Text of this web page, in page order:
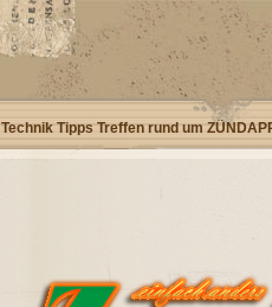
Technik Tipps Treffen rund um